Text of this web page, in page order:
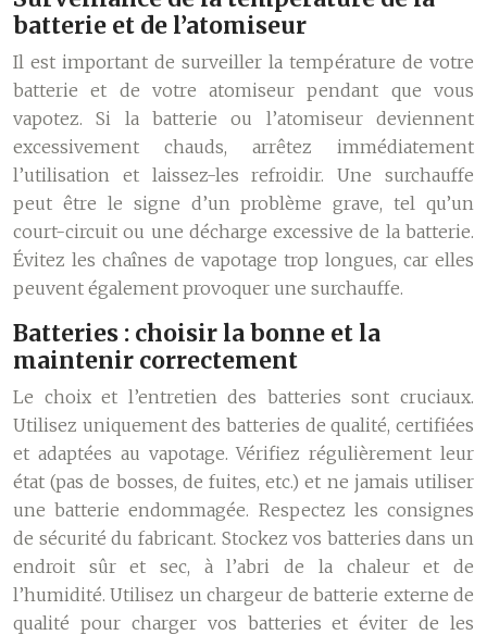
batterie et de l’atomiseur
Il est important de surveiller la température de votre
batterie et de votre atomiseur pendant que vous
vapotez. Si la batterie ou l’atomiseur deviennent
excessivement chauds, arrêtez immédiatement
l’utilisation et laissez-les refroidir. Une surchauffe
peut être le signe d’un problème grave, tel qu’un
court-circuit ou une décharge excessive de la batterie.
Évitez les chaînes de vapotage trop longues, car elles
peuvent également provoquer une surchauffe.
Batteries : choisir la bonne et la
maintenir correctement
Le choix et l’entretien des batteries sont cruciaux.
Utilisez uniquement des batteries de qualité, certifiées
et adaptées au vapotage. Vérifiez régulièrement leur
état (pas de bosses, de fuites, etc.) et ne jamais utiliser
une batterie endommagée. Respectez les consignes
de sécurité du fabricant. Stockez vos batteries dans un
endroit sûr et sec, à l’abri de la chaleur et de
l’humidité. Utilisez un chargeur de batterie externe de
qualité pour charger vos batteries et éviter de les